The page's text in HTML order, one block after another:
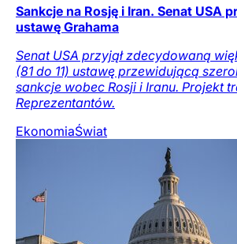
Sankcje na Rosję i Iran. Senat USA
ustawę Grahama
Senat USA przyjął zdecydowaną
(81 do 11) ustawę przewidującą
sankcje wobec Rosji i Iranu. Projekt
Reprezentantów.
EkonomiaŚwiat